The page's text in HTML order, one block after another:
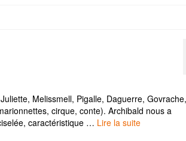
Melissmell, Pigalle, Daguerre,
cirque, conte). Archibald nous a
caractéristique … Lire la suite­­